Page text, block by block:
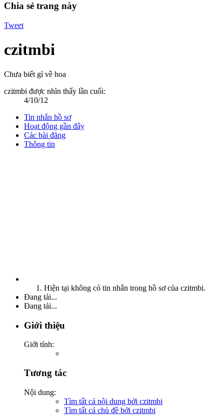
Chia sẻ trang này
Tweet
czitmbi
Chưa biết gì về hoa
czitmbi được nhìn thấy lần cuối:
4/10/12
Tin nhắn hồ sơ
Hoạt động gần đây
Các bài đăng
Thông tin
Hiện tại không có tin nhắn trong hồ sơ của czitmbi.
Đang tải...
Đang tải...
Giới thiệu
Giới tính:
Tương tác
Nội dung:
Tìm tất cả nội dung bởi czitmbi
Tìm tất cả chủ đề bởi czitmbi